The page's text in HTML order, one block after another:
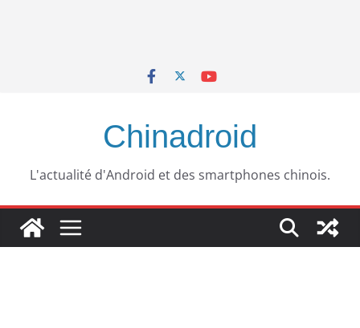
Chinadroid
L'actualité d'Android et des smartphones chinois.